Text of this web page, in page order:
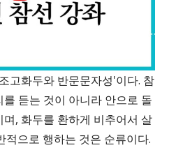
고화두와 반문문자성'이다. 참
듣는 것이 아니라 안으로 돌
, 화두를 환하게 비추어서 살
적으로 행하는 것은 순류이다.